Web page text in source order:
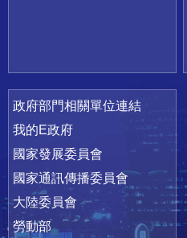
政府部門相關單位連結
我的E政府
國家發展委員會
國家通訊傳播委員會
大陸委員會
勞動部